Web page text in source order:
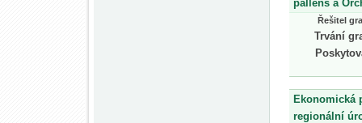
pallens a
Řešitel
Trvání
Ekonomická
regionální